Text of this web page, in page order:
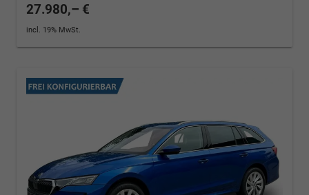
27.980,– €
incl. 19% MwSt.